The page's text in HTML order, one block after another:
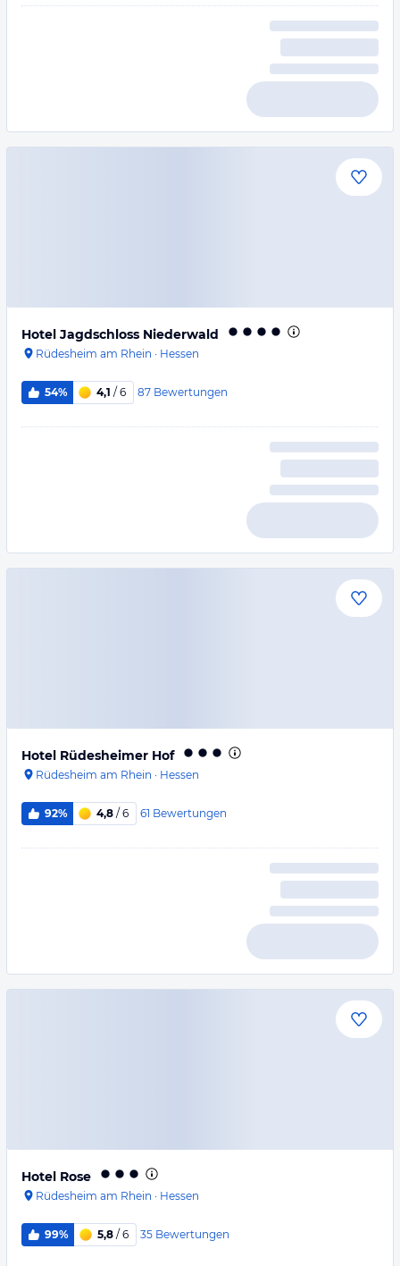
Hotel Jagdschloss Niederwald
Rüdesheim am Rhein · Hessen
54% 4,1 / 6 87 Bewertungen
Hotel Rüdesheimer Hof
Rüdesheim am Rhein · Hessen
92% 4,8 / 6 61 Bewertungen
Hotel Rose
Rüdesheim am Rhein · Hessen
99% 5,8 / 6 35 Bewertungen